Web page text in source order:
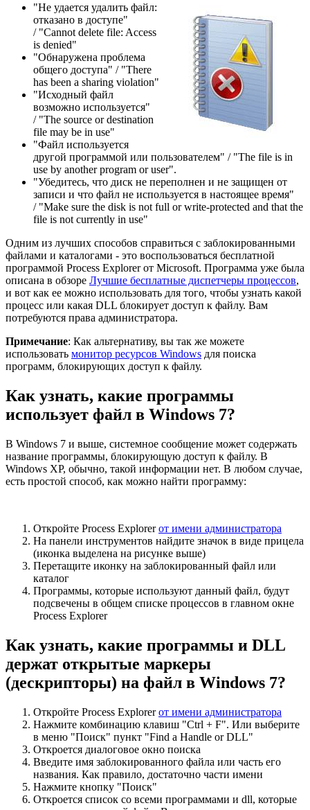
"Не удается удалить файл:
отказано в доступе"
/ "Cannot delete file: Access
is denied"
"Обнаружена проблема
общего доступа" / "There
has been a sharing violation"
"Исходный файл
возможно используется"
/ "The source or destination
file may be in use"
"Файл используется
другой программой или пользователем" / "The file is in
use by another program or user".
"Убедитесь, что диск не переполнен и не защищен от
записи и что файл не используется в настоящее время"
/ "Make sure the disk is not full or write-protected and that the
file is not currently in use"
Одним из лучших способов справиться с заблокированными
файлами и каталогами - это воспользоваться бесплатной
программой Process Explorer от Microsoft. Программа уже была
описана в обзоре Лучшие бесплатные диспетчеры процессов,
и вот как ее можно использовать для того, чтобы узнать какой
процесс или какая DLL блокирует доступ к файлу. Вам
потребуются права администратора.
Примечание: Как альтернативу, вы так же можете
использовать монитор ресурсов Windows для поиска
программ, блокирующих доступ к файлу.
Как узнать, какие программы
использует файл в Windows 7?
В Windows 7 и выше, системное сообщение может содержать
название программы, блокирующую доступ к файлу. В
Windows XP, обычно, такой информации нет. В любом случае,
есть простой способ, как можно найти программу:
Откройте Process Explorerот имени администратора
На панели инструментов найдите значок в виде прицела
(иконка выделена на рисунке выше)
Перетащите иконку на заблокированный файл или
каталог
Программы, которые используют данный файл, будут
подсвечены в общем списке процессов в главном окне
Process Explorer
Как узнать, какие программы и DLL
держат открытые маркеры
(дескрипторы) на файл в Windows 7?
Откройте Process Explorerот имени администратора
Нажмите комбинацию клавиш "Ctrl + F". Или выберите
в меню "Поиск" пункт "Find a Handle or DLL"
Откроется диалоговое окно поиска
Введите имя заблокированного файла или часть его
названия. Как правило, достаточно части имени
Нажмите кнопку "Поиск"
Откроется список со всеми программами и dll, которые